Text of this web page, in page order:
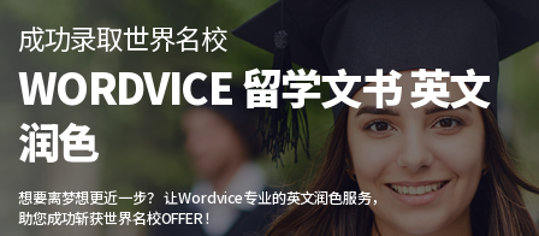
成功录取世界名校
WORDVICE 留学文书 英文
润色
想要离梦想更近一步？ 让Wordvice专业的英文润色服务，
助您成功斩获世界名校OFFER！